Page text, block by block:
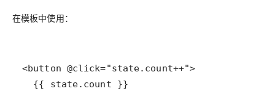
在模板中使用：